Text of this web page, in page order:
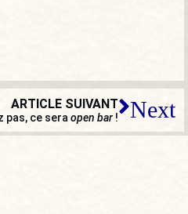
ARTICLE SUIVANT
pas, ce sera open bar ! Next